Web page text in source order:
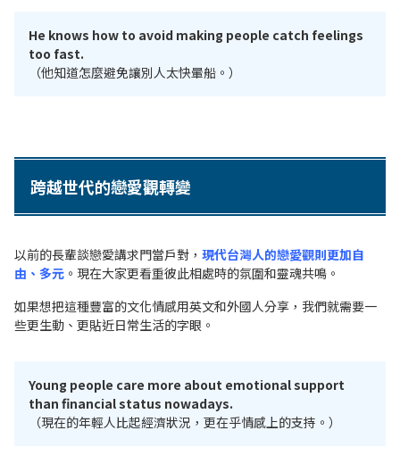
He knows how to avoid making people catch feelings
too fast.
（他知道怎麼避免讓別人太快暈船。）
跨越世代的戀愛觀轉變
以前的長輩談戀愛講求門當戶對， 現代台灣人的戀愛觀則更加自
由、多元 。現在大家更看重彼此相處時的氛圍和靈魂共鳴。
如果想把這種豐富的文化情感用英文和外國人分享，我們就需要一
些更生動、更貼近日常生活的字眼。
Young people care more about emotional support
than financial status nowadays.
（現在的年輕人比起經濟狀況，更在乎情感上的支持。）